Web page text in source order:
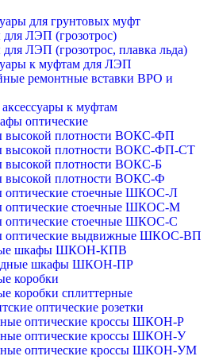
для грунтовых муфт
ЛЭП (грозотрос)
ЛЭП (грозотрос, плавка льда)
к муфтам для ЛЭП
ремонтные вставки ВРО и
к муфтам
оптические
высокой плотности ВОКС-ФП
высокой плотности ВОКС-ФП-СТ
высокой плотности ВОКС-Б
высокой плотности ВОКС-Ф
оптические стоечные ШКОС-Л
оптические стоечные ШКОС-М
оптические стоечные ШКОС-С
оптические выдвижные ШКОС-ВП
шкафы ШКОН-КПВ
шкафы ШКОН-ПР
коробки
коробки сплиттерные
оптические розетки
оптические кроссы ШКОН-Р
оптические кроссы ШКОН-У
оптические кроссы ШКОН-УМ